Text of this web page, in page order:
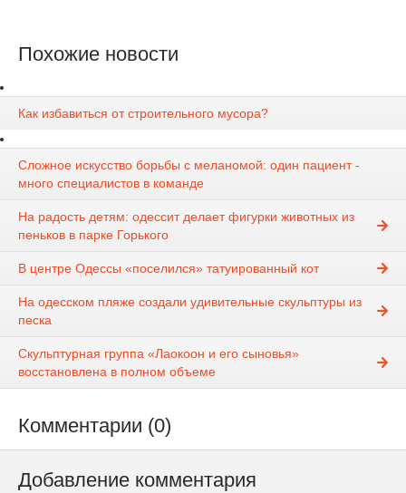
Похожие новости
Как избавиться от строительного мусора?
Сложное искусство борьбы с меланомой: один пациент -
много специалистов в команде
На радость детям: одессит делает фигурки животных из
пеньков в парке Горького
В центре Одессы «поселился» татуированный кот
На одесском пляже создали удивительные скульптуры из
песка
Скульптурная группа «Лаокоон и его сыновья»
восстановлена в полном объеме
Комментарии (0)
Добавление комментария